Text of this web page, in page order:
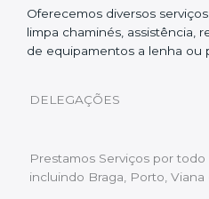
Oferecemos diversos
limpa chaminés, assistência,
de equipamentos a lenha ou
DELEGAÇÕES
Prestamos Serviços por
incluindo Braga, Porto, Viana